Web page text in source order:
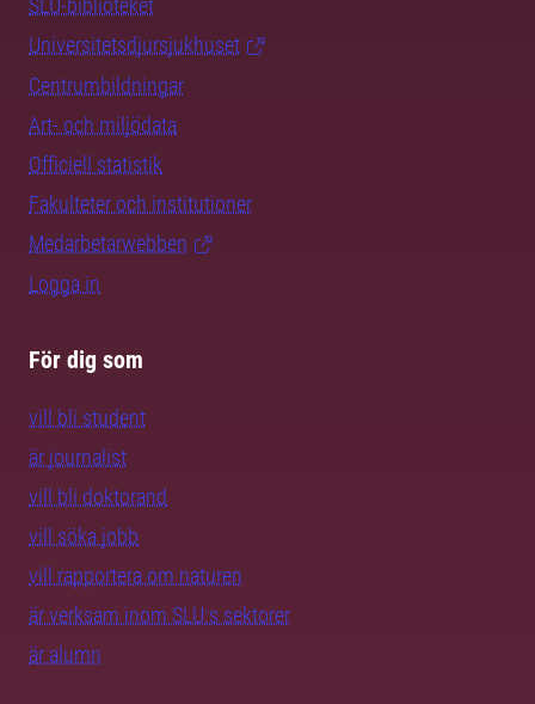
SLU-biblioteket
Universitetsdjursjukhuset
Centrumbildningar
Art- och miljödata
Officiell statistik
Fakulteter och institutioner
Medarbetarwebben
Logga in
För dig som
vill bli student
är journalist
vill bli doktorand
vill söka jobb
vill rapportera om naturen
är verksam inom SLU:s sektorer
är alumn